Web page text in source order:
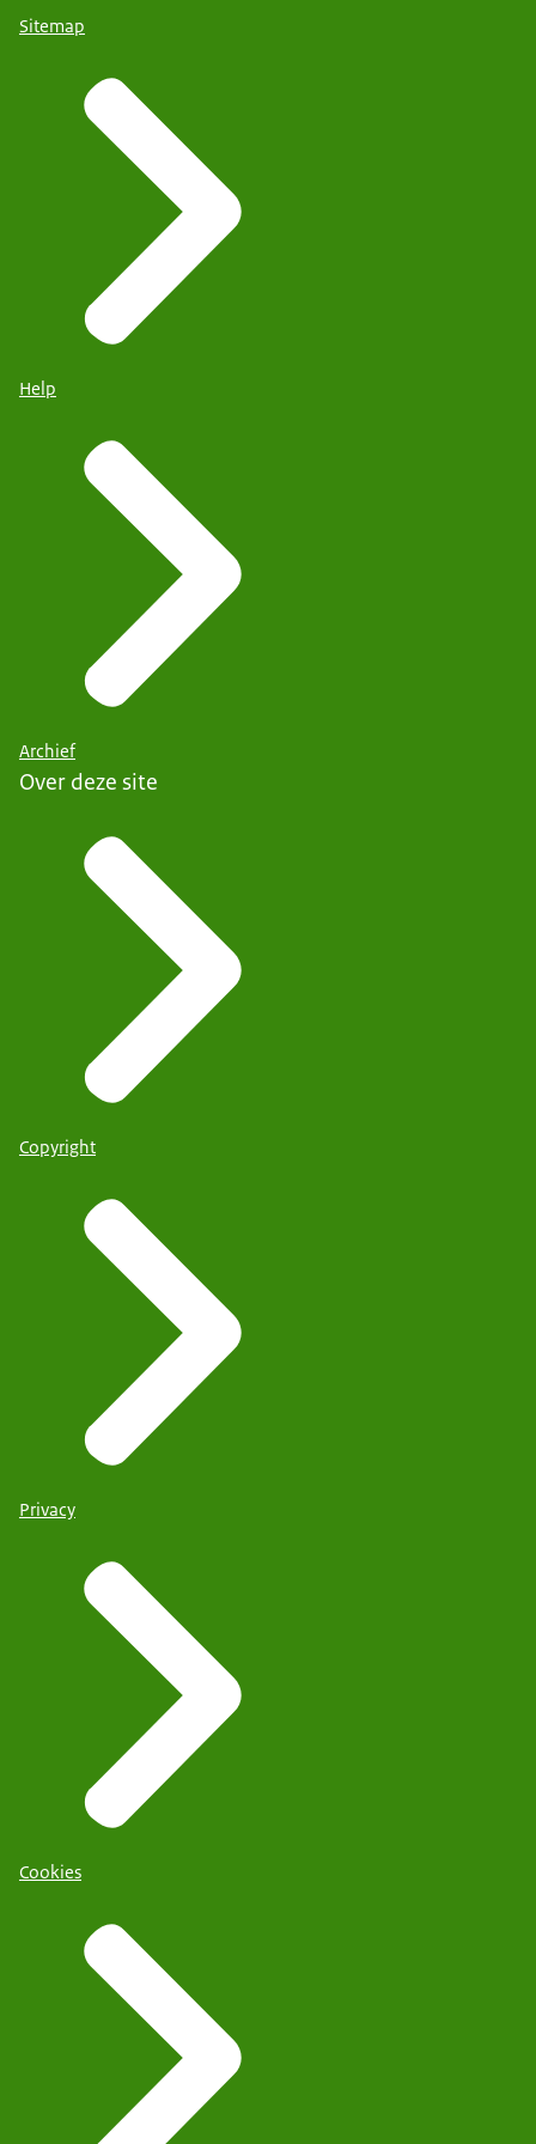
Sitemap
Help
Archief
Over deze site
Copyright
Privacy
Cookies